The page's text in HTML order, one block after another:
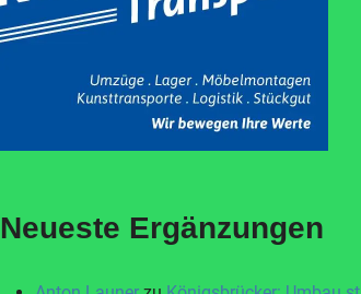
Neueste Ergänzungen